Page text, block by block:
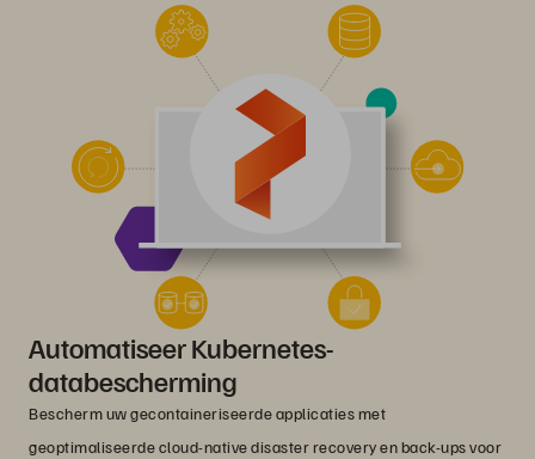
Automatiseer Kubernetes-
databescherming
Bescherm uw gecontaineriseerde applicaties met
geoptimaliseerde cloud-native disaster recovery en back-ups voor